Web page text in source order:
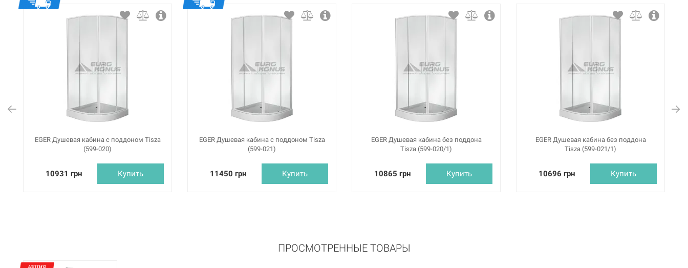
EGER Душевая кабина с поддоном Tisza
(599-020)
10931 грн Купить
EGER Душевая кабина с поддоном Tisza
(599-021)
11450 грн Купить
EGER Душевая кабина без поддона
Tisza (599-020/1)
10865 грн Купить
EGER Душевая кабина без поддона
Tisza (599-021/1)
10696 грн Купить
ПРОСМОТРЕННЫЕ ТОВАРЫ